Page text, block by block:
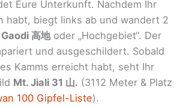
Eure Unterkunft. Nachdem Ihr
habt, biegt links ab und wandert 2
Gaodi 高地oder „Hochgebiet“. Der
und ausgeschildert. Sobald
Kamms erreicht habt, seht Ihr
Mt. Jiali 31 山. (3112 Meter & Platz
100 Gipfel-Liste).